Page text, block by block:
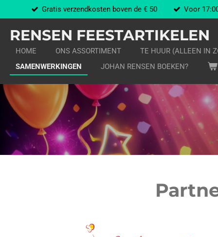
direct
naar
de
hoofdinhoud
Gratis verzendkosten boven de € 50 Voor
RENSEN FEESTARTIKELEN
HOME ONS ASSORTIMENT
TE HUUR (ALLEEN IN
SAMENWERKINGEN
JOHAN RENSEN BOEKEN?